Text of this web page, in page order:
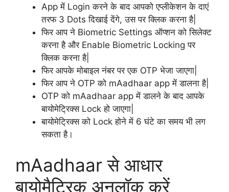
App में Login करने के बाद आपको एप्लीकेशन के दाएं
तरफ 3 Dots दिखाई देंगे, उस पर क्लिक करना है|
फिर आप ने Biometric Settings ऑप्शन को सिलेक्ट
करना है और Enable Biometric Locking पर
क्लिक करना है|
फिर आपके मोबाइल नंबर पर एक OTP भेजा जाएगा|
फिर आप ने OTP को mAadhaar app में डालना है|
OTP को mAadhaar app में डालने के बाद आपके
बायोमेट्रिक्स Lock हो जाएगा|
बायोमेट्रिक्स को Lock होने में 6 घंटे का समय भी लग
सकता है।
mAadhaar से आधार
बायोमैट्रिक अनलॉक करें